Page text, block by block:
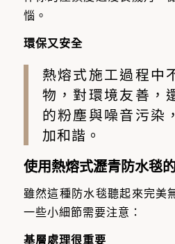
惱。
環保又安全
熱熔式施工過程中
物，對環境友善，
的粉塵與噪音污染
加和諧。
使用熱熔式瀝青防水毯
雖然這種防水毯聽起來完美
一些小細節需要注意：
基層處理很重要